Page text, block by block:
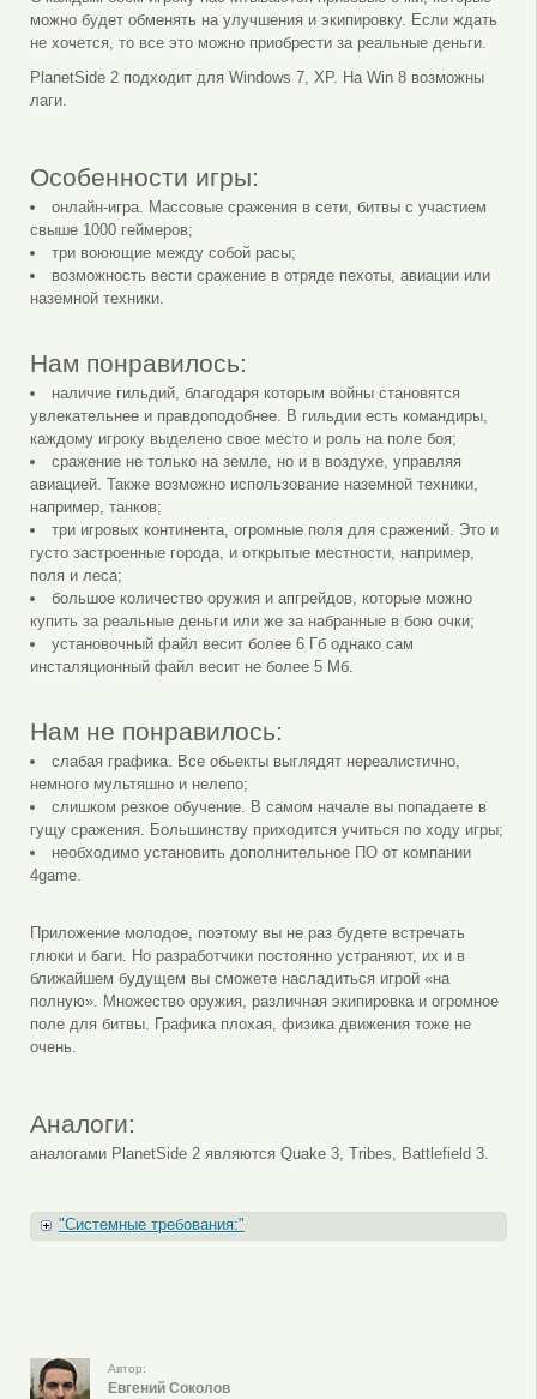
можно будет обменять на улучшения и экипировку. Если ждать
не хочется, то все это можно приобрести за реальные деньги.
PlanetSide 2 подходит для Windows 7, XP. На Win 8 возможны
лаги.
Особенности игры:
онлайн-игра. Массовые сражения в сети, битвы с участием
свыше 1000 геймеров;
три воюющие между собой расы;
возможность вести сражение в отряде пехоты, авиации или
наземной техники.
Нам понравилось:
наличие гильдий, благодаря которым войны становятся
увлекательнее и правдоподобнее. В гильдии есть командиры,
каждому игроку выделено свое место и роль на поле боя;
сражение не только на земле, но и в воздухе, управляя
авиацией. Также возможно использование наземной техники,
например, танков;
три игровых континента, огромные поля для сражений. Это и
густо застроенные города, и открытые местности, например,
поля и леса;
большое количество оружия и апгрейдов, которые можно
купить за реальные деньги или же за набранные в бою очки;
установочный файл весит более 6 Гб однако сам
инсталяционный файл весит не более 5 Мб.
Нам не понравилось:
слабая графика. Все обьекты выглядят нереалистично,
немного мультяшно и нелепо;
слишком резкое обучение. В самом начале вы попадаете в
гущу сражения. Большинству приходится учиться по ходу игры;
необходимо установить дополнительное ПО от компании
4game.
Приложение молодое, поэтому вы не раз будете встречать
глюки и баги. Но разработчики постоянно устраняют, их и в
ближайшем будущем вы сможете насладиться игрой «на
полную». Множество оружия, различная экипировка и огромное
поле для битвы. Графика плохая, физика движения тоже не
очень.
Аналоги:
аналогами PlanetSide 2 являются Quake 3, Tribes, Battlefield 3.
Показать
"Системные требования:"
Автор:
Евгений Соколов